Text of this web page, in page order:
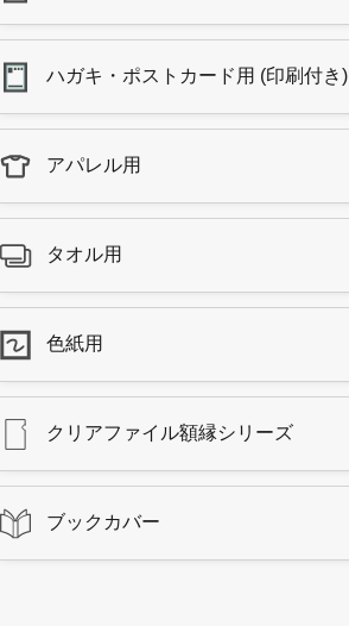
ハガキ・ポストカード用 (印刷付き)
アパレル用
タオル用
色紙用
クリアファイル額縁シリーズ
ブックカバー